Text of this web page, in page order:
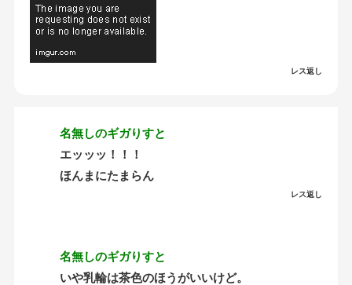
レス返し
名無しのギガりすと
エッッッ！！！
ほんまにたまらん
レス返し
名無しのギガりすと
いや乳輪は茶色のほうがいいけど。